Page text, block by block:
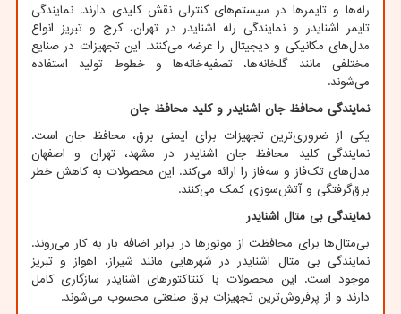
رله‌ها و تایمرها در سیستم‌های کنترلی نقش کلیدی دارند. نمایندگی
تایمر اشنایدر و نمایندگی رله اشنایدر در تهران، کرج و تبریز انواع
مدل‌های مکانیکی و دیجیتال را عرضه می‌کنند. این تجهیزات در صنایع
مختلفی مانند گلخانه‌ها، تصفیه‌خانه‌ها و خطوط تولید استفاده
می‌شوند.
نمایندگی محافظ جان اشنایدر و کلید محافظ جان
یکی از ضروری‌ترین تجهیزات برای ایمنی برق، محافظ جان است.
نمایندگی کلید محافظ جان اشنایدر در مشهد، تهران و اصفهان
مدل‌های تک‌فاز و سه‌فاز را ارائه می‌کند. این محصولات به کاهش خطر
برق‌گرفتگی و آتش‌سوزی کمک می‌کنند.
نمایندگی بی متال اشنایدر
بی‌متال‌ها برای محافظت از موتورها در برابر اضافه بار به کار می‌روند.
نمایندگی بی متال اشنایدر در شهرهایی مانند شیراز، اهواز و تبریز
موجود است. این محصولات با کنتاکتورهای اشنایدر سازگاری کامل
دارند و از پرفروش‌ترین تجهیزات برق صنعتی محسوب می‌شوند.